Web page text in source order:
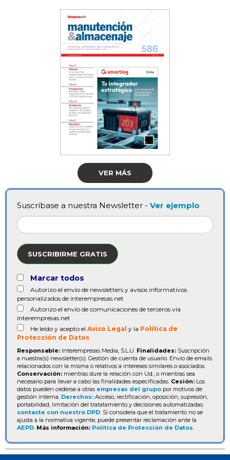
VER MÁS
Suscríbase a nuestra Newsletter - Ver ejemplo
SUSCRIBIRME GRATIS
Marcar todos
Autorizo el envío de newsletters y avisos informativos
personalizados de interempresas.net
Autorizo el envío de comunicaciones de terceros vía
interempresas.net
He leído y acepto el Aviso Legal y la Política de
Protección de Datos
Responsable: Interempresas Media, S.L.U. Finalidades: Suscripción
a nuestra(s) newsletter(s). Gestión de cuenta de usuario. Envío de emails
relacionados con la misma o relativos a intereses similares o asociados.
Conservación: mientras dure la relación con Ud., o mientras sea
necesario para llevar a cabo las finalidades especificadas. Cesión: Los
datos pueden cederse a otras empresas del grupo por motivos de
gestión interna. Derechos: Acceso, rectificación, oposición, supresión,
portabilidad, limitación del tratatamiento y decisiones automatizadas:
contacte con nuestro DPD. Si considera que el tratamiento no se
ajusta a la normativa vigente, puede presentar reclamación ante la
AEPD. Más información: Política de Protección de Datos.